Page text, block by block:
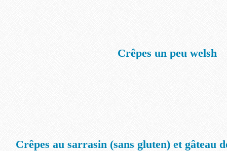
Crêpes un peu welsh
Crêpes au sarrasin (sans gluten) et gâteau